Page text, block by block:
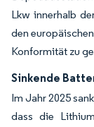
Lkw innerhalb
den
Konformität zu
Sinkende
Im Jahr 2025
dass die